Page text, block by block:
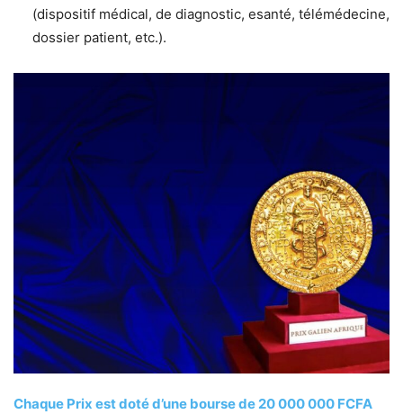
(dispositif médical, de diagnostic, esanté, télémédecine,
dossier patient, etc.).
Chaque Prix est doté d’une bourse de 20 000 000 FCFA